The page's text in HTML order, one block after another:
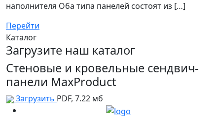
наполнителя Оба типа панелей состоят из […]
Перейти
Каталог
Загрузите наш каталог
Стеновые и кровельные сендвич-
панели MaxProduct
Загрузить PDF, 7.22 мб